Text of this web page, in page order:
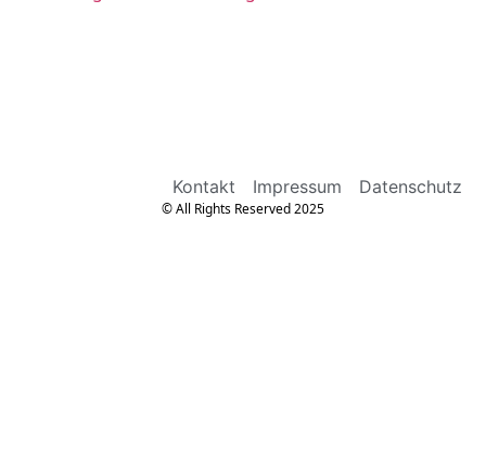
Kontakt Impressum Datenschutz
© All Rights Reserved 2025